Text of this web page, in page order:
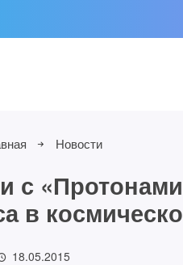
Новости
с
в
18.05.2015